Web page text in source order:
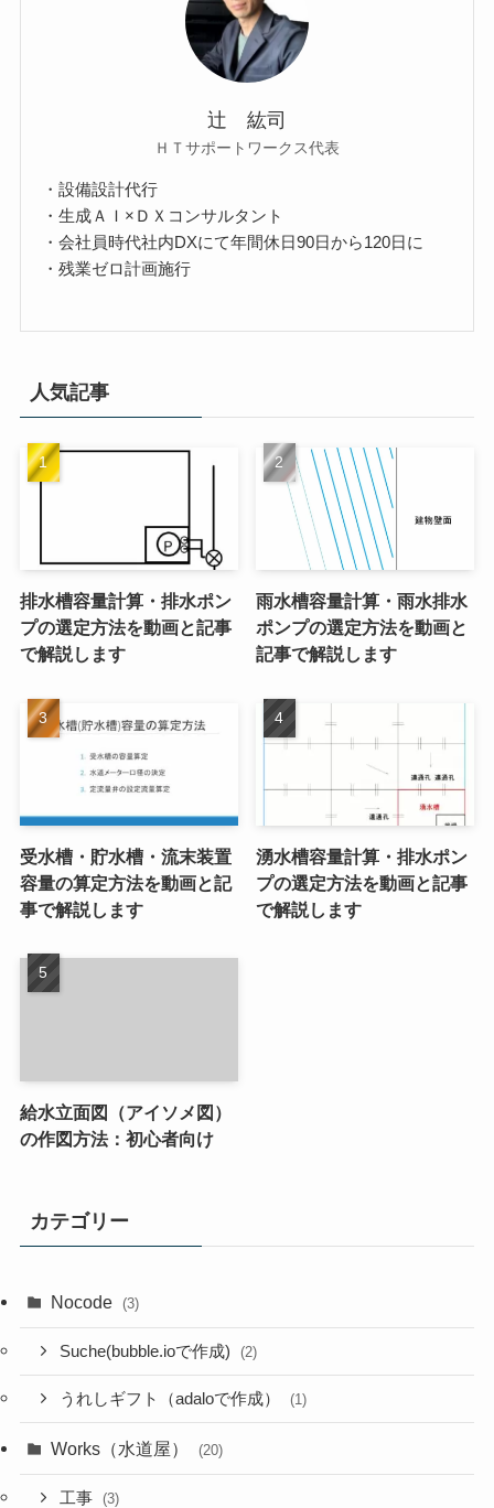
辻 紘司
ＨＴサポートワークス代表
・設備設計代行
・生成ＡＩ×ＤＸコンサルタント
・会社員時代社内DXにて年間休日90日から120日に
・残業ゼロ計画施行
人気記事
排水槽容量計算・排水ポン
プの選定方法を動画と記事
で解説します
雨水槽容量計算・雨水排水
ポンプの選定方法を動画と
記事で解説します
受水槽・貯水槽・流末装置
容量の算定方法を動画と記
事で解説します
湧水槽容量計算・排水ポン
プの選定方法を動画と記事
で解説します
給水立面図（アイソメ図）
の作図方法：初心者向け
カテゴリー
Nocode (3)
Suche(bubble.ioで作成) (2)
うれしギフト（adaloで作成） (1)
Works（水道屋） (20)
工事 (3)